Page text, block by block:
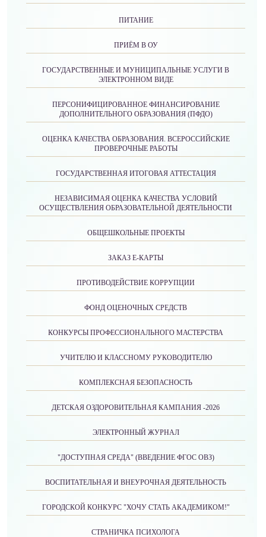
ПИТАНИЕ
ПРИЁМ В ОУ
ГОСУДАРСТВЕННЫЕ И МУНИЦИПАЛЬНЫЕ УСЛУГИ В
ЭЛЕКТРОННОМ ВИДЕ
ПЕРСОНИФИЦИРОВАННОЕ ФИНАНСИРОВАНИЕ
ДОПОЛНИТЕЛЬНОГО ОБРАЗОВАНИЯ (ПФДО)
ОЦЕНКА КАЧЕСТВА ОБРАЗОВАНИЯ. ВСЕРОССИЙСКИЕ
ПРОВЕРОЧНЫЕ РАБОТЫ
ГОСУДАРСТВЕННАЯ ИТОГОВАЯ АТТЕСТАЦИЯ
НЕЗАВИСИМАЯ ОЦЕНКА КАЧЕСТВА УСЛОВИЙ
ОСУЩЕСТВЛЕНИЯ ОБРАЗОВАТЕЛЬНОЙ ДЕЯТЕЛЬНОСТИ
ОБЩЕШКОЛЬНЫЕ ПРОЕКТЫ
ЗАКАЗ Е-КАРТЫ
ПРОТИВОДЕЙСТВИЕ КОРРУПЦИИ
ФОНД ОЦЕНОЧНЫХ СРЕДСТВ
КОНКУРСЫ ПРОФЕССИОНАЛЬНОГО МАСТЕРСТВА
УЧИТЕЛЮ И КЛАССНОМУ РУКОВОДИТЕЛЮ
КОМПЛЕКСНАЯ БЕЗОПАСНОСТЬ
ДЕТСКАЯ ОЗДОРОВИТЕЛЬНАЯ КАМПАНИЯ -2026
ЭЛЕКТРОННЫЙ ЖУРНАЛ
"ДОСТУПНАЯ СРЕДА" (ВВЕДЕНИЕ ФГОС ОВЗ)
ВОСПИТАТЕЛЬНАЯ И ВНЕУРОЧНАЯ ДЕЯТЕЛЬНОСТЬ
ГОРОДСКОЙ КОНКУРС "ХОЧУ СТАТЬ АКАДЕМИКОМ!"
СТРАНИЧКА ПСИХОЛОГА